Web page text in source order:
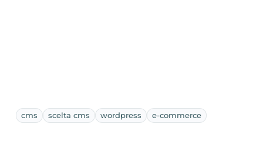
cms scelta cms wordpress e-commerce